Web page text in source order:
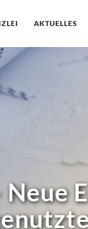
AKTUELLES
Neue